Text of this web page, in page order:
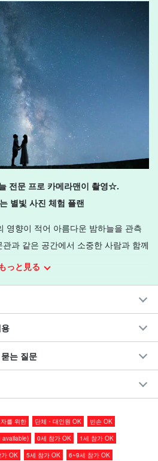
전문 프로 카메라맨이 촬영☆.
별빛 사진 체험 플랜
영향이 적어 아름다운 밤하늘을 관측
과 같은 공간에서 소중한 사람과 함께
요?
여름에'은하수'와 11월~3월 말 겨울의
도 손꼽히는 남십자성을 관측할 수 있
수령 가능
측할 수 있다.
간편하게 참여 가능
もっと見る
는 질문
를 위한 단체・대인원 OK
빈손 OK
available) 0세 참가 OK
1세 참가 OK
OK 5세 참가 OK
6~9세 참가 OK